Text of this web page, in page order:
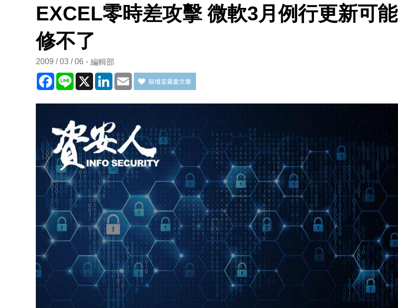
EXCEL零時差攻擊 微軟3月例行更新可能
修不了
2009 / 03 / 06 編輯部
Facebook
Line X LinkedInEmail